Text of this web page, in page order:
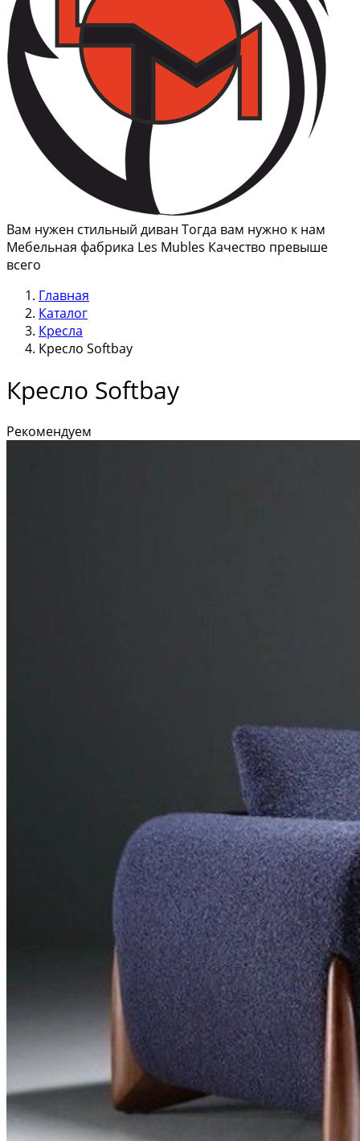
Вам нужен стильный диван Тогда вам нужно к нам
Мебельная фабрика Les Mubles Качество превыше
всего
Главная
Каталог
Кресла
Кресло Softbay
Кресло Softbay
Рекомендуем